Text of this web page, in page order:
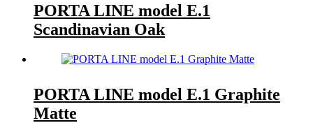
PORTA LINE model E.1
Scandinavian Oak
PORTA LINE model E.1 Graphite
Matte